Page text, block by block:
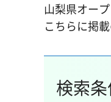
山梨県オー
こちらに掲
検索